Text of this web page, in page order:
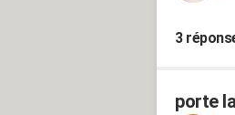
3
porte